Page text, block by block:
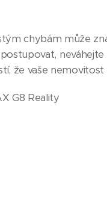
chybám může
postupovat,
že vaše
G8 Reality